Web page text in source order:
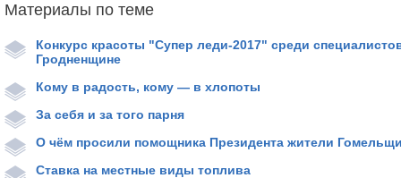
Материалы по теме
Конкурс красоты "Супер леди-2017" среди
Гродненщине
Кому в радость, кому — в хлопоты
За себя и за того парня
О чём просили помощника Президента жители
Ставка на местные виды топлива